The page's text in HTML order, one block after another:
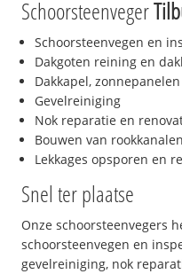
Schoorsteenveger
Schoorsteenvegen en
Dakgoten reining en
Dakkapel,
Gevelreiniging
Nok reparatie en
Bouwen van rookkanalen
Lekkages opsporen en
Snel ter plaatse
Onze schoorsteenvegers
schoorsteenvegen en
gevelreiniging, nok